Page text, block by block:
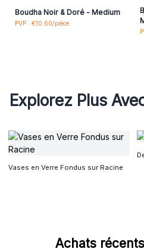
Boudha Noir & Doré - Medium
PVP : €10.60/pièce
Explorez Plus
Vases en Verre Fondus sur Racine
Achats